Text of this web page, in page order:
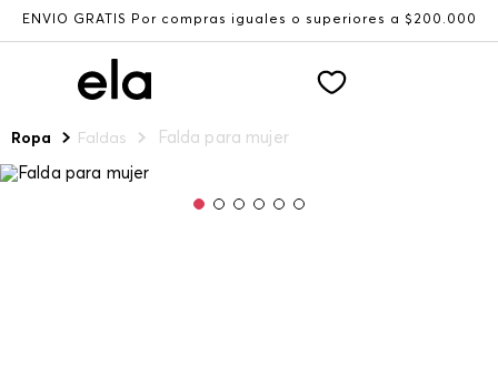
ENVÍO GRATIS Por compras iguales o superiores a $200.000
Ropa Faldas Falda para mujer